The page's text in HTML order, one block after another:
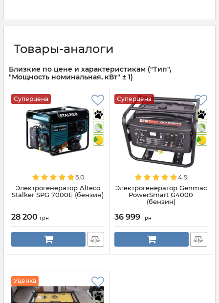
Товары-аналоги
Близкие по цене и характеристикам ("Тип",
"Мощность номинальная, кВт" ± 1)
Суперцена
5.0
Электрогенератор Alteco
Stalker SPG 7000E (бензин)
28 200 грн
Суперцена
4.9
Электрогенератор Genmac
PowerSmart G4000
(бензин)
36 999 грн
Уценка